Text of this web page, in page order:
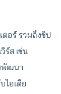
ตอร์ รวมถึงชิป
ร์ส เช่น
พัฒนา
ไอเดีย